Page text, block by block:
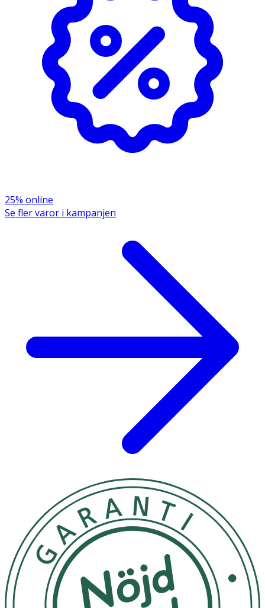
Aqua (Water), Glycerin, Propanediol, Aloe Barbadensis
Leaf Juice, Phenoxyethanol, Caprylyl Glycol, Polysorbate
20, Allantoin, Caprylhydroxamic Acid, Niacinamide,
Sodium Starch Octenylsuccinate, Maltodextrin, Calcium
Pantothenate, Sodium Ascorbyl Phosphate, Tocopheryl
Acetate, Pyridoxine Hcl, Silica, Parfum (Fragrance).
25% online
Se fler varor i kampanjen